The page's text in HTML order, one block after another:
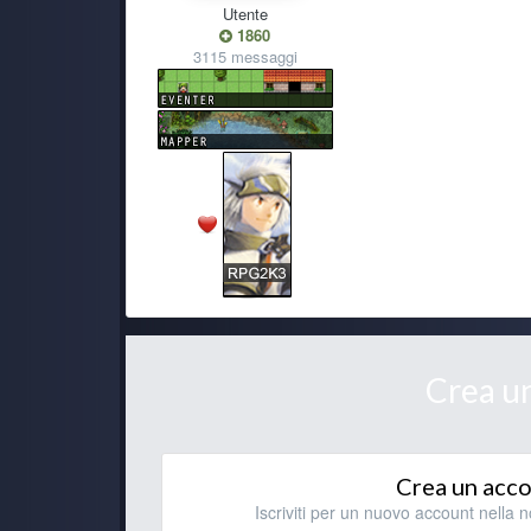
Ryoku
kaine
yeah!
Ghost Rider
Ryoku
Che tu sia benedetto!
wee ryo! sai che forse ce l'ho ancora... fammi
ghostino si è visto più?
Utente
1860
3115 messaggi
Crea
Crea un
Iscriviti per un nuovo account nella